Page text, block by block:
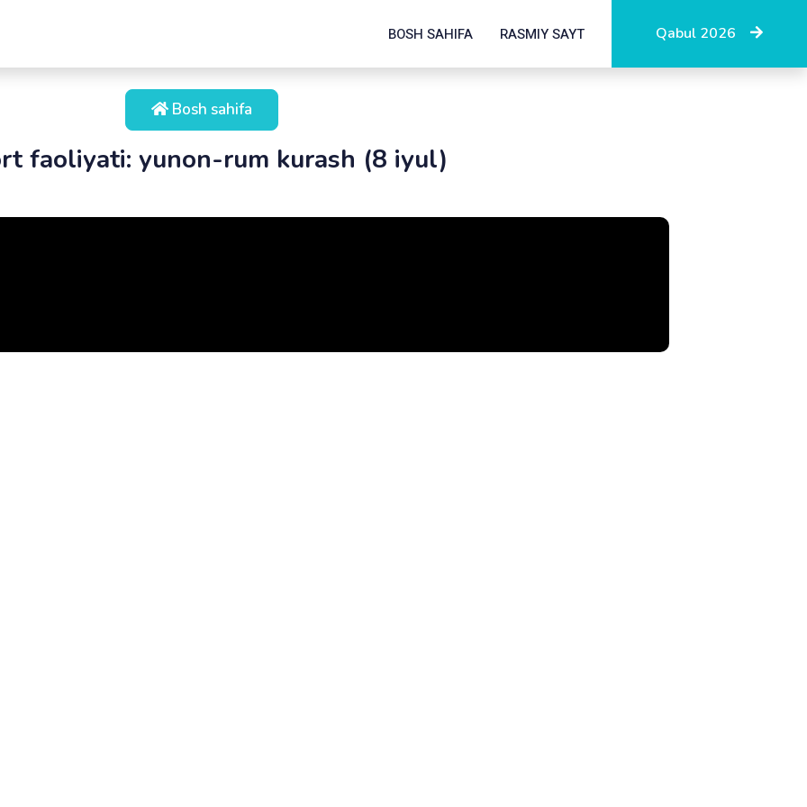
BOSH SAHIFA RASMIY SAYT Qabul 2026
Bosh sahifa
faoliyati: yunon-rum kurash (8 iyul)